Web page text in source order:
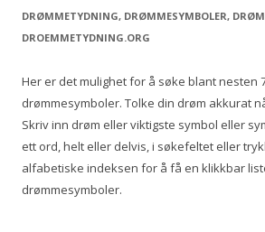
r
c
f
o
r
DRØMMETYDNING, DRØMMESYMBOLER,
DROEMMETYDNING.ORG
Her er det mulighet for å søke blant nesten
drømmesymboler. Tolke din drøm akkurat
Skriv inn drøm eller viktigste symbol eller
ett ord, helt eller delvis, i søkefeltet eller
alfabetiske indeksen for å få en klikkbar
drømmesymboler.